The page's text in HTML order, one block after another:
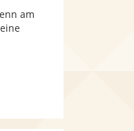
bereit.
5
am